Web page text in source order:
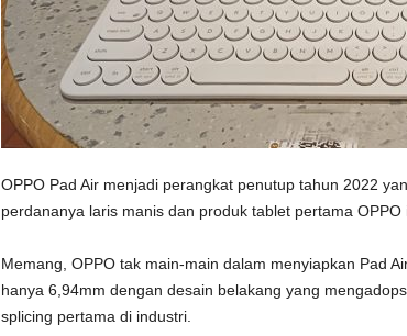
OPPO Pad Air menjadi perangkat penutup tahun 2022
perdananya laris manis dan produk tablet pertama
Memang, OPPO tak main-main dalam menyiapkan Pad
hanya 6,94mm dengan desain belakang yang
splicing pertama di industri.